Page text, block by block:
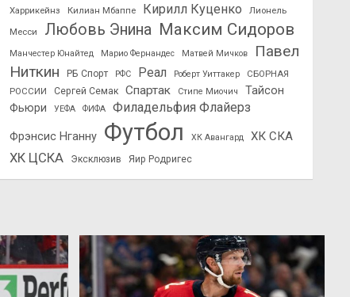
Харрикейнз
Килиан Мбаппе Кирилл Куценко
Лионель
Месси
Любовь Энина Максим Сидоров
Манчестер Юнайтед Марио Фернандес Матвей Мичков
Павел
Ниткин
РБ Спорт РФС Реал Роберт Уиттакер
СБОРНАЯ
РОССИИ
Сергей Семак Спартак Стипе Миочич
Тайсон
Фьюри
УЕФА ФИФА Филадельфия Флайерз
Фрэнсис Нганну Футбол ХК Авангард ХК СКА
ХК ЦСКА Эксклюзив Яир Родригес